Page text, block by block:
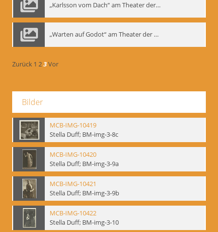
„Karlsson vom Dach“ am Theater der Satire, Moskau 1985
„Warten auf Godot“ am Theater der Saire, Moskau 1980er
Zurück 1 23Vor
Bilder
MCB-IMG-10419
Stella Duff; BM-img-3-8c
MCB-IMG-10420
Stella Duff; BM-img-3-9a
MCB-IMG-10421
Stella Duff; BM-img-3-9b
MCB-IMG-10422
Stella Duff; BM-img-3-10